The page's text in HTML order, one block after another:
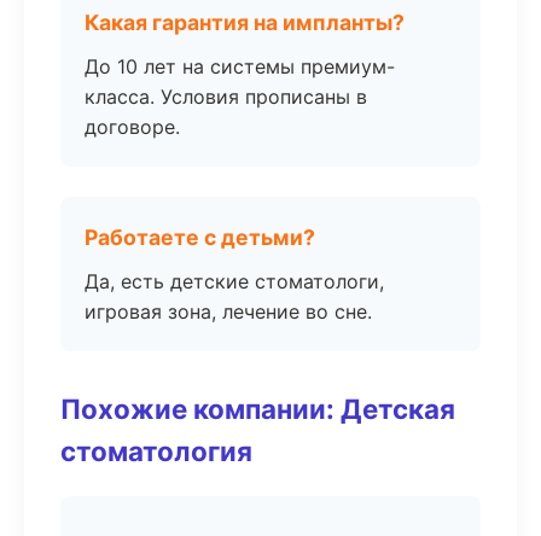
Какая гарантия на импланты?
До 10 лет на системы премиум-
класса. Условия прописаны в
договоре.
Работаете с детьми?
Да, есть детские стоматологи,
игровая зона, лечение во сне.
Похожие компании: Детская
стоматология